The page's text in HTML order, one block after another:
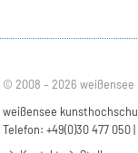
© 2008 – 2026
weißensee
Telefon: +49(0)30 477 050 |